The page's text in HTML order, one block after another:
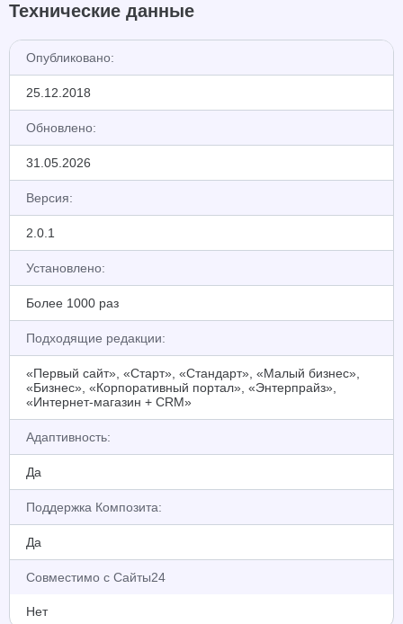
Технические данные
Опубликовано:
25.12.2018
Обновлено:
31.05.2026
Версия:
2.0.1
Установлено:
Более 1000 раз
Подходящие редакции:
«Первый сайт», «Старт», «Стандарт», «Малый бизнес»,
«Бизнес», «Корпоративный портал», «Энтерпрайз»,
«Интернет-магазин + CRM»
Адаптивность:
Да
Поддержка Композита:
Да
Совместимо с Сайты24
Нет